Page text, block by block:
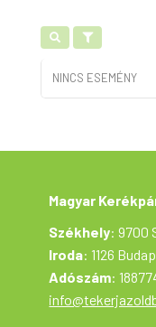
NINCS ESEMÉNY
Magyar
Székhely: 9700
Iroda: 1126
Adószám: